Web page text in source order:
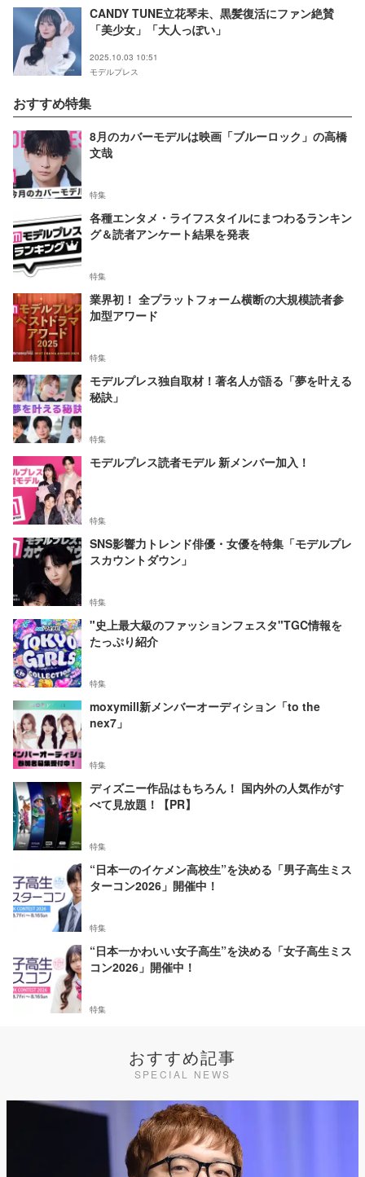
CANDY TUNE立花琴未、黒髪復活にファン絶賛
「美少女」「大人っぽい」
2025.10.03 10:51
モデルプレス
おすすめ特集
8月のカバーモデルは映画「ブルーロック」の高橋
文哉
特集
各種エンタメ・ライフスタイルにまつわるランキン
グ＆読者アンケート結果を発表
特集
業界初！ 全プラットフォーム横断の大規模読者参
加型アワード
特集
モデルプレス独自取材！著名人が語る「夢を叶える
秘訣」
特集
モデルプレス読者モデル 新メンバー加入！
特集
SNS影響力トレンド俳優・女優を特集「モデルプレ
スカウントダウン」
特集
"史上最大級のファッションフェスタ"TGC情報を
たっぷり紹介
特集
moxymill新メンバーオーディション「to the
nex7」
特集
ディズニー作品はもちろん！ 国内外の人気作がす
べて見放題！【PR】
特集
“日本一のイケメン高校生”を決める「男子高生ミス
ターコン2026」開催中！
特集
“日本一かわいい女子高生”を決める「女子高生ミス
コン2026」開催中！
特集
おすすめ記事
SPECIAL NEWS